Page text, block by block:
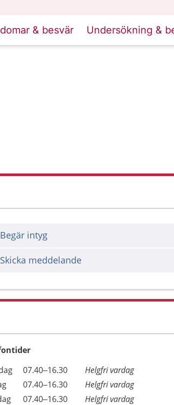
& besvär Undersökning &
Begär intyg
Skicka meddelande
07.40–16.30
Helgfri vardag
07.40–16.30
Helgfri vardag
07.40–16.30
Helgfri vardag